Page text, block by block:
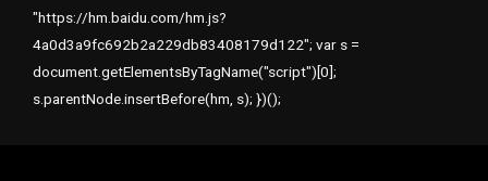
"https://hm.baidu.com/hm.js?
4a0d3a9fc692b2a229db83408179d122"; var s =
document.getElementsByTagName("script")[0];
s.parentNode.insertBefore(hm, s); })();